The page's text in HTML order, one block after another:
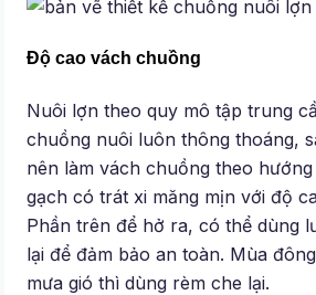
Độ cao vách chuồng
Nuôi lợn theo quy mô tập trung
chuồng nuôi luôn thông thoáng,
nên làm vách chuồng theo
gạch có trát xi măng mịn với độ
Phần trên để hở ra, có thể dùng
lại để đảm bảo an toàn. Mùa
mưa gió thì dùng rèm che lại.